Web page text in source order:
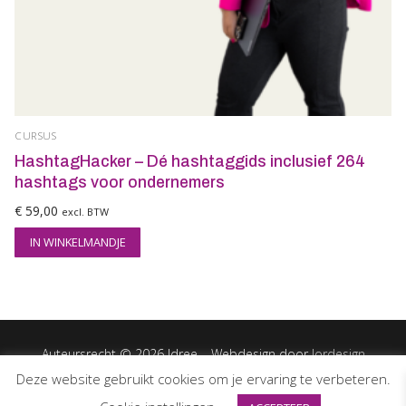
CURSUS
HashtagHacker – Dé hashtaggids inclusief 264
hashtags voor ondernemers
€ 59,00 excl. BTW
IN WINKELMANDJE
Auteursrecht © 2026 Idree – Webdesign doorJordesign
Deze website gebruikt cookies om je ervaring te verbeteren.